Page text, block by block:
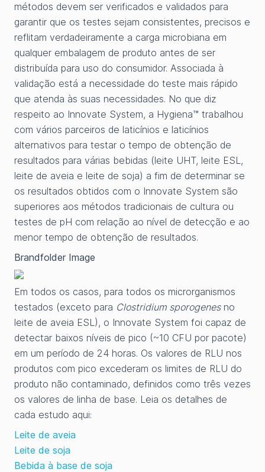
métodos devem ser verificados e validados para
garantir que os testes sejam consistentes, precisos e
reflitam verdadeiramente a carga microbiana em
qualquer embalagem de produto antes de ser
distribuída para uso do consumidor. Associada à
validação está a necessidade do teste mais rápido
que atenda às suas necessidades. No que diz
respeito ao Innovate System, a Hygiena™ trabalhou
com vários parceiros de laticínios e laticínios
alternativos para testar o tempo de obtenção de
resultados para várias bebidas (leite UHT, leite ESL,
leite de aveia e leite de soja) a fim de determinar se
os resultados obtidos com o Innovate System são
superiores aos métodos tradicionais de cultura ou
testes de pH com relação ao nível de detecção e ao
menor tempo de obtenção de resultados.
Brandfolder Image
Em todos os casos, para todos os microrganismos
testados (exceto para Clostridium sporogenesno
leite de aveia ESL), o Innovate System foi capaz de
detectar baixos níveis de pico (~10 CFU por pacote)
em um período de 24 horas. Os valores de RLU nos
produtos com pico excederam os limites de RLU do
produto não contaminado, definidos como três vezes
os valores de linha de base. Leia os detalhes de
cada estudo aqui:
Leite de aveia
Leite de soja
Bebida à base de soja